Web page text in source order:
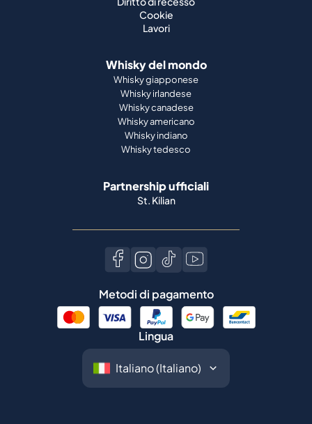
Cookie
Lavori
Whisky del mondo
Whisky giapponese
Whisky irlandese
Whisky canadese
Whisky americano
Whisky indiano
Whisky tedesco
Partnership ufficiali
St. Kilian
Metodi di pagamento
Lingua